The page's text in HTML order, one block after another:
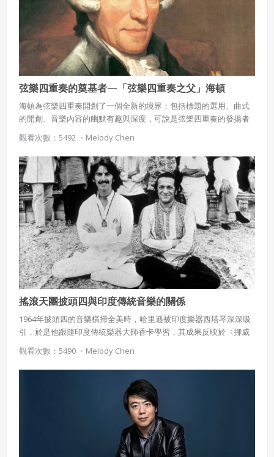
弦樂四重奏的奠基者—「弦樂四重奏之父」海頓
海頓為弦樂四重奏開創了一個全新的境界：包括標題的選用、曲式
的開創、音樂內容的幽默有趣與深度，可說是弦樂四重奏的發揚者
與奠基者。
觀看次數：5492 ・ Melody Chen
搖滾天團披頭四與印度傳統音樂的關係
1964年披頭四的音樂橫掃全美時，哈里遜被印度樂器西塔琴深深吸
引，於是他跟隨印度傳統樂器大師香卡學習，其成果反映於〈挪威
的森林〉一曲中。
觀看次數：5490 ・ Melody Chen